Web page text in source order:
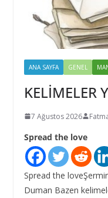
ANA SAYFA GENEL
KELİMELER
7 Ağustos 2026
Spread the love
Spread the
Duman Bazen